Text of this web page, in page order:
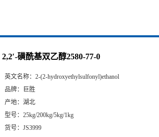
2,2′-磺酰基双乙醇2580-77-0
英文名称： 2-(2-hydroxyethylsulfonyl)ethanol
品牌：
巨胜
产地： 湖北
型号： 25kg/200kg/5kg/1kg
货号： JS3999